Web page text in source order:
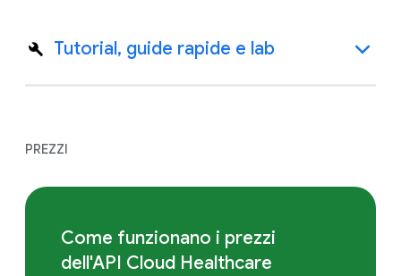
Tutorial, guide rapide e lab
PREZZI
Come funzionano i prezzi
dell'API Cloud Healthcare